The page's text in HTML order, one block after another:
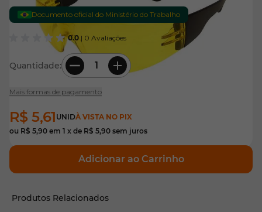
Documento oficial do Ministério do Trabalho
0.0 | 0 Avaliações
Quantidade:
Mais formas de pagamento
R$ 5,61 UNIDÀ VISTA NO PIX
ou R$ 5,90 em 1 x de R$ 5,90 sem juros
Adicionar ao Carrinho
Produtos Relacionados